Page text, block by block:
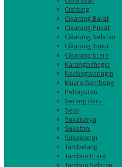
Cibitung
Cikarang Barat
Cikarang Pusat
Cikarang Selatan
Cikarang Timur
Cikarang Utara
Karangbahagia
Kedungwaringin
Muara Gembong
Pebayuran
Serang Baru
Setu
Sukakarya
Sukatani
Sukawangi
Tambelang
Tambun Utara
Tambun Selatan